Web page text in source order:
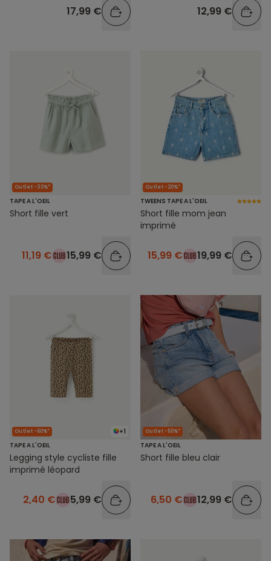
17,99 € 12,99 €
Outlet -30%*
TAPE A L'OEIL
Short fille vert
11,19 € 15,99 €
Outlet -20%*
TWEENS TAPE A L'OEIL
Short fille mom jean
imprimé
15,99 € 19,99 €
+1
Outlet -60%*
TAPE A L'OEIL
Legging style cycliste fille
imprimé léopard
2,40 € 5,99 €
Outlet -50%*
TAPE A L'OEIL
Short fille bleu clair
6,50 € 12,99 €